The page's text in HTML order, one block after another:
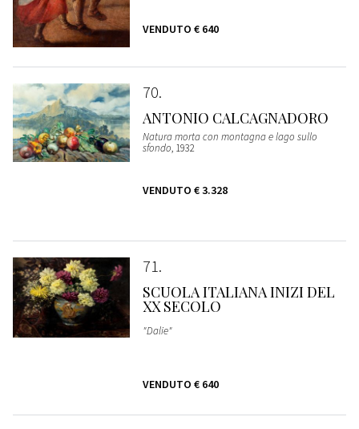
VENDUTO € 640
70
ANTONIO CALCAGNADORO
Natura morta con montagna e lago sullo
sfondo, 1932
VENDUTO € 3.328
71
SCUOLA ITALIANA INIZI DEL
XX SECOLO
"Dalie"
VENDUTO € 640